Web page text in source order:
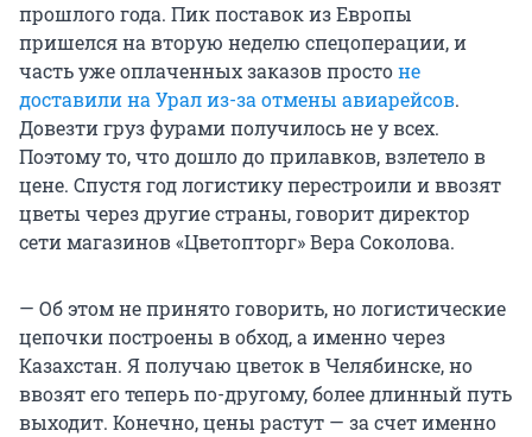
прошлого года. Пик поставок из Европы
пришелся на вторую неделю спецоперации, и
часть уже оплаченных заказов простоне
доставили на Урал из-за отмены авиарейсов.
Довезти груз фурами получилось не у всех.
Поэтому то, что дошло до прилавков, взлетело в
цене. Спустя год логистику перестроили и ввозят
цветы через другие страны, говорит директор
сети магазинов «Цветопторг» Вера Соколова.
— Об этом не принято говорить, но логистические
цепочки построены в обход, а именно через
Казахстан. Я получаю цветок в Челябинске, но
ввозят его теперь по-другому, более длинный путь
выходит. Конечно, цены растут — за счет именно